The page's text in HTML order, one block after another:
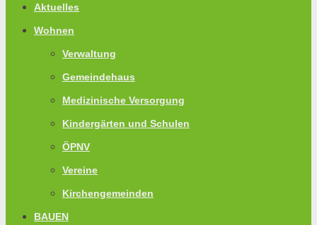
Aktuelles
Wohnen
Verwaltung
Gemeindehaus
Medizinische Versorgung
Kindergärten und Schulen
ÖPNV
Vereine
Kirchengemeinden
BAUEN